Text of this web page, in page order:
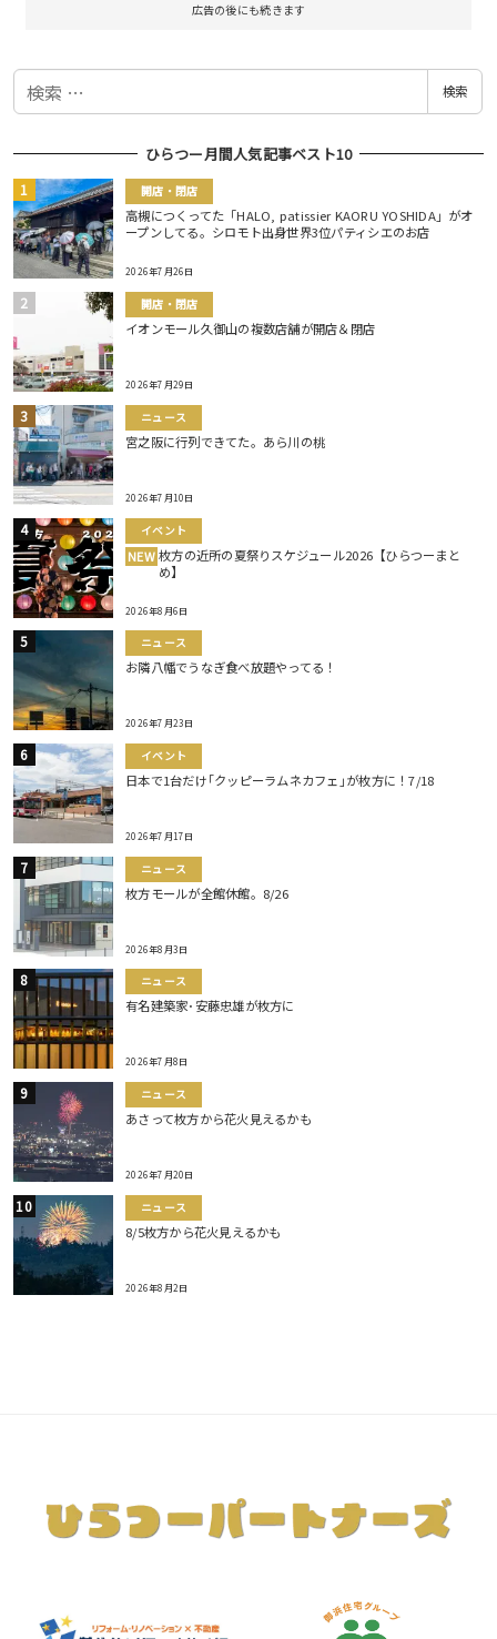
広告の後にも続きます
検
検索
ひらつー月間人気記事ベスト10
開店・閉店
高槻につくってた「HALO, patissier KAORU YOSHIDA」がオ
ープンしてる。シロモト出身世界3位パティシエのお店
2026年7月26日
開店・閉店
イオンモール久御山の複数店舗が開店＆閉店
2026年7月29日
ニュース
宮之阪に行列できてた。あら川の桃
2026年7月10日
イベント
NEW 枚方の近所の夏祭りスケジュール2026【ひらつーまと
め】
2026年8月6日
ニュース
お隣八幡でうなぎ食べ放題やってる！
2026年7月23日
イベント
日本で1台だけ｢クッピーラムネカフェ｣が枚方に！7/18
2026年7月17日
ニュース
枚方モールが全館休館。8/26
2026年8月3日
ニュース
有名建築家･安藤忠雄が枚方に
2026年7月8日
ニュース
あさって枚方から花火見えるかも
2026年7月20日
ニュース
8/5枚方から花火見えるかも
2026年8月2日